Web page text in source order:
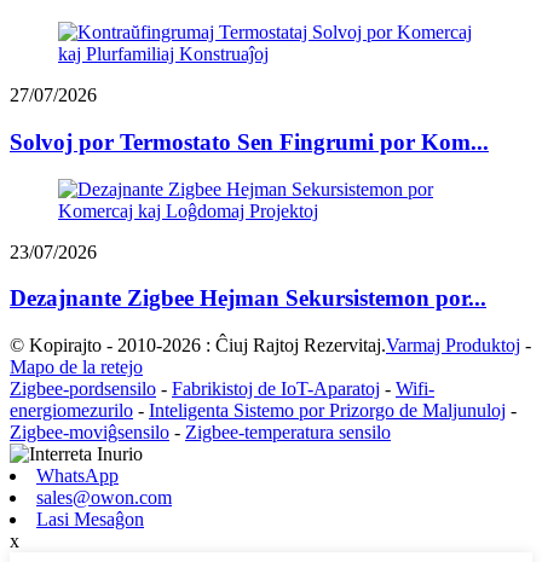
27/07/2026
Solvoj por Termostato Sen Fingrumi por Kom...
23/07/2026
Dezajnante Zigbee Hejman Sekursistemon por...
© Kopirajto - 2010-2026 : Ĉiuj Rajtoj Rezervitaj.Varmaj Produktoj -
Mapo de la retejo
Zigbee-pordsensilo - Fabrikistoj de IoT-Aparatoj - Wifi-
energiomezurilo - Inteligenta Sistemo por Prizorgo de Maljunuloj -
Zigbee-moviĝsensilo - Zigbee-temperatura sensilo
WhatsApp
sales@owon.com
Lasi Mesaĝon
x